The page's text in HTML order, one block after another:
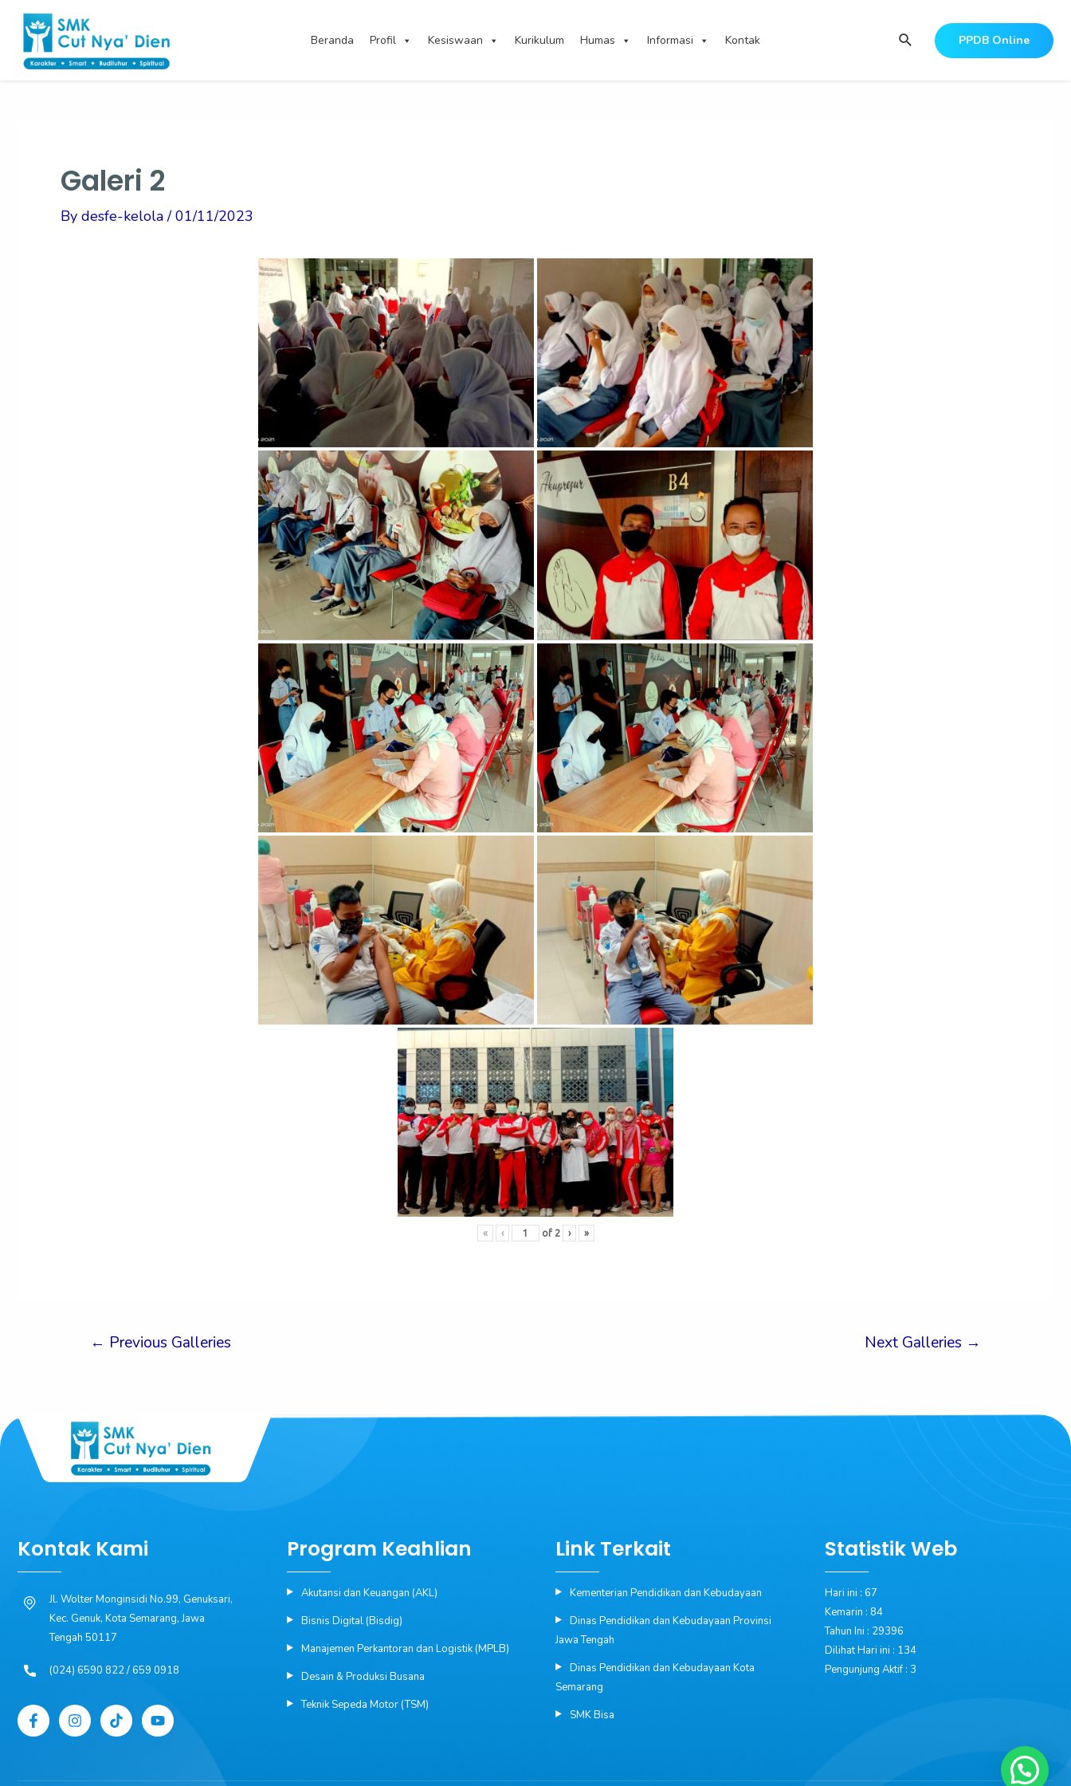
Skip
content
Beranda Profil Kesiswaan Kurikulum Humas Informasi Kontak Search PPDB Online
Galeri 2
By desfe-kelola/01/11/2023
« ‹ of 2 › »
navigation
← Previous Galleries Next Galleries →
Kontak Kami
Jl. Wolter Monginsidi No.99, Genuksari,
Kec. Genuk, Kota Semarang, Jawa
Tengah 50117
(024) 6590 822 / 659 0918
Program Keahlian
Akutansi dan Keuangan (AKL)
Bisnis Digital (Bisdig)
Manajemen Perkantoran dan Logistik (MPLB)
Desain & Produksi Busana
Teknik Sepeda Motor (TSM)
Link Terkait
Kementerian Pendidikan dan Kebudayaan
Dinas Pendidikan dan Kebudayaan Provinsi
Jawa Tengah
Dinas Pendidikan dan Kebudayaan Kota
Semarang
SMK Bisa
Statistik Web
Hari ini : 67
Kemarin : 84
Tahun Ini : 29396
Dilihat Hari ini : 134
Pengunjung Aktif : 3